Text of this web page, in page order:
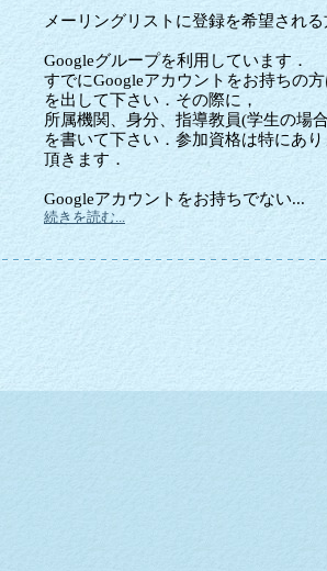
メーリングリストに登録を希望される
Googleグループを利用しています．
すでにGoogleアカウントをお持ちの
を出して下さい．その際に，
所属機関、身分、指導教員(学生の場
を書いて下さい．参加資格は特にあ
頂きます．
Googleアカウントをお持ちでない...
続きを読む...